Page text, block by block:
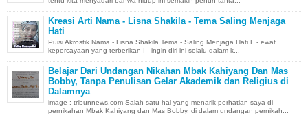
Kreasi Arti Nama - Lisna Shakila - Tema Saling Menjaga
Hati
Puisi Akrostik Nama - Lisna Shakila Tema - Saling Menjaga Hati L - ewat
kepercayaan yang terberikan I - ingin diri ini selalu dalam k...
Belajar Dari Undangan Nikahan Mbak Kahiyang Dan Mas
Bobby, Tanpa Penulisan Gelar Akademik dan Religius di
Dalamnya
image : tribunnews.com Salah satu hal yang menarik perhatian saya di
pernikahan Mbak Kahiyang dan Mas Bobby, di dalam undangan pernikah...